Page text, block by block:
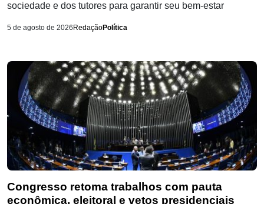
sociedade e dos tutores para garantir seu bem-estar
5 de agosto de 2026 RedaçãoPolítica
Congresso retoma trabalhos com pauta
econômica, eleitoral e vetos presidenciais